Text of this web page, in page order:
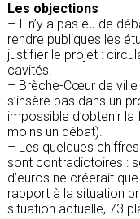
Les objections
– Il n’y a pas eu de
rendre publiques les
justifier le projet :
cavités.
– Brèche-Cœur de
s’insère pas dans un
impossible d’obtenir
moins un débat).
– Les quelques
sont contradictoires :
d’euros ne créerait
rapport à la situation
situation actuelle, 73